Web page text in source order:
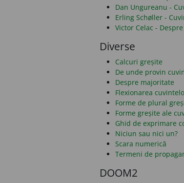
Dan Ungureanu -
Erling Schøller -
Victor Celac -
Diverse
Calcuri greșite
De unde provin
Despre majoritate
Flexionarea
Forme de plural
Forme greșite ale
Ghid de exprimare
Niciun sau nici un?
Scara numerică
Termeni de
DOOM2